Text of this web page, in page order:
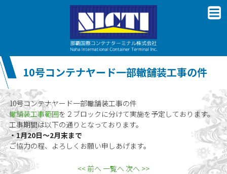
10号コンテナヤード一部轍舗装工事の件
10号コンテナヤード一部轍舗装工事の件
轍舗装工事範囲を２ブロックに分けて実施を予定しております。
工事期間は以下の通りとなっております。
・1月20日〜2月末まで
ご協力の程、よろしくお願い申しあげます。
<< 前へ 一覧へ 次へ >>